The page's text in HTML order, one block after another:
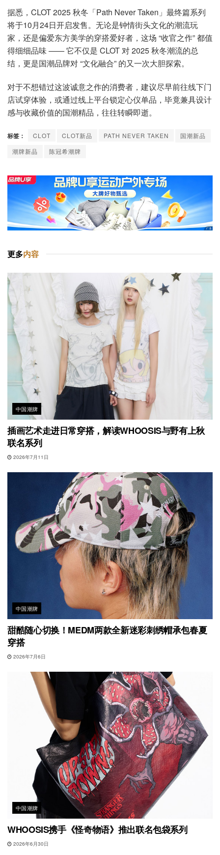
据悉，CLOT 2025 秋冬「Path Never Taken」最终篇系列
将于10月24日开启发售。无论是钟情街头文化的潮流玩
家，还是偏爱东方美学的穿搭爱好者，这场 “收官之作” 都值
得细细品味 —— 它不仅是 CLOT 对 2025 秋冬潮流的总
结，更是国潮品牌对 “文化融合” 的又一次大胆探索。
对于不想错过这波诚意之作的消费者，建议尽早前往线下门
店试穿体验，或通过线上平台锁定心仪单品，毕竟兼具设计
感与收藏价值的国潮精品，往往转瞬即逝。
标签： CLOT CLOT新品 PATH NEVER TAKEN
国潮新品
潮牌新品
陈冠希潮牌
更多内容
中国潮牌
插画艺术走进日常穿搭，解读WHOOSIS与野有上秋
联名系列
2026年7月11日
中国潮牌
甜酷随心切换！MEDM两款全新迷彩刺绣帽承包春夏
穿搭
2026年7月6日
中国潮牌
WHOOSIS携手《怪奇物语》推出联名包袋系列
2026年6月30日